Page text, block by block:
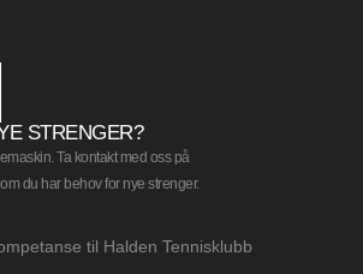
STRENGER?
Ta kontakt med oss på
du har behov for nye strenger.
til Halden Tennisklubb